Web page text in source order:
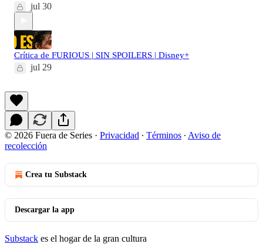
jul 30
Crítica de FURIOUS | SIN SPOILERS | Disney+
jul 29
© 2026 Fuera de Series · Privacidad ∙ Términos ∙ Aviso de
recolección
Crea tu Substack
Descargar la app
Substack es el hogar de la gran cultura